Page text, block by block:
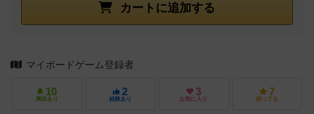
カートに追加する
マイボードゲーム登録者
10
興味あり
2
経験あり
3
お気に入り
7
持ってる